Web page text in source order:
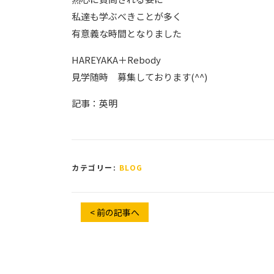
私達も学ぶべきことが多く
有意義な時間となりました
HAREYAKA＋Rebody
見学随時 募集しております(^^)
記事：英明
カテゴリー: BLOG
< 前の記事へ